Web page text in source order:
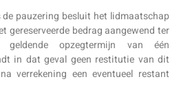
pauzering besluit het lidmaatschap
gereserveerde bedrag aangewend ter
opzegtermijn van één
in dat geval geen restitutie van dit
verrekening een eventueel restant